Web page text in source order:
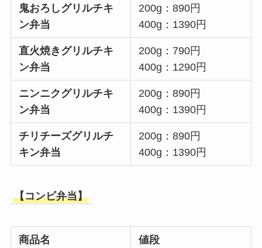
鬼おろしグリルチキ
ン弁当
200g：890円
400g：1390円
直火焼きグリルチキ
ン弁当
200g：790円
400g：1290円
ニンニクグリルチキ
ン弁当
200g：890円
400g：1390円
チリチーズグリルチ
キン弁当
200g：890円
400g：1390円
【コンビ弁当】
商品名 値段